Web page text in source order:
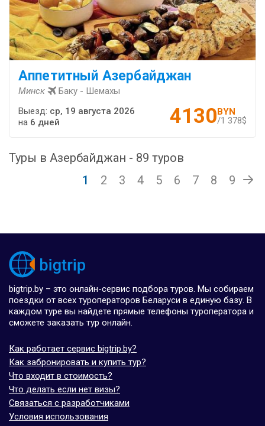
Аппетитный Азербайджан
Минск Баку - Шемахы
4130BYN
/1 378$
Выезд: ср, 19 августа 2026
на 6 дней
Туры в Азербайджан - 89 туров
1
2 3 4 5 6 7 8 9
bigtrip.by – это онлайн-сервис подбора туров. Мы собираем
поездки от всех туроператоров Беларуси в единую базу. В
каждом туре вы найдете прямые телефоны туроператора и
сможете заказать тур онлайн.
Как работает сервис bigtrip.by?
Как забронировать и купить тур?
Что входит в стоимость?
Что делать если нет визы?
Связаться с разработчиками
Условия использования